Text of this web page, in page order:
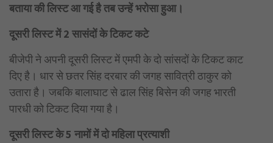
बताया की लिस्ट आ गई है तब उन्हें भरोसा हुआ।
दूसरी लिस्ट में 2 सासंदों के टिकट कटे
बीजेपी ने अपनी दूसरी लिस्ट में एमपी के दो सांसदों के टिकट काट
दिए है। धार से छतर सिंह दरबार की जगह सावित्री ठाकुर को
उतारा है। जबकि बालाघाट से ढाल सिंह बिसेन की जगह भारती
पारधी को टिकट दिया गया है।
दूसरी लिस्ट के 5 नामों में दो महिला प्रत्याशी